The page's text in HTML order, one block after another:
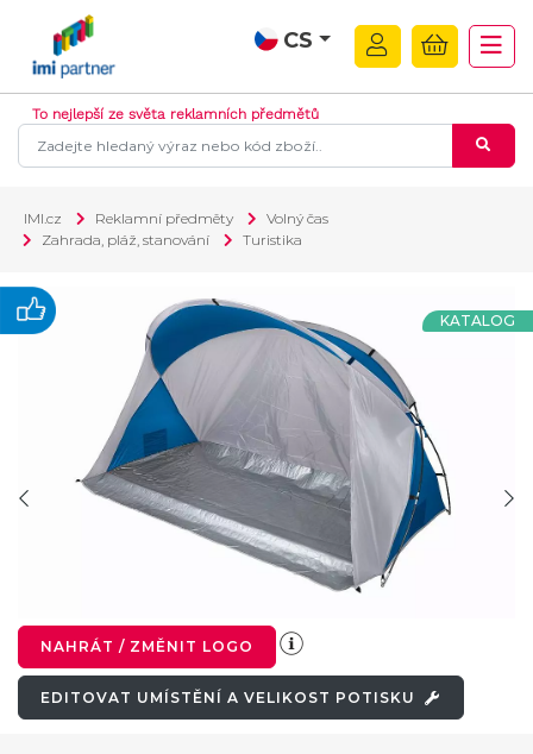
CS
To nejlepší ze světa reklamních předmětů
IMI.cz Reklamní předměty
Volný čas
Zahrada, pláž, stanování
Turistika
KATALOG
NAHRÁT / ZMĚNIT LOGO
EDITOVAT UMÍSTĚNÍ A VELIKOST POTISKU